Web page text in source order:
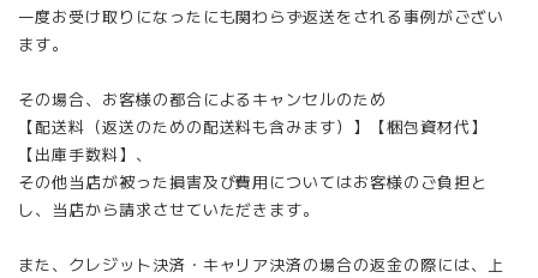
一度お受け取りになったにも関わらず返送をされる事例がござい
ます。
その場合、お客様の都合によるキャンセルのため
【配送料（返送のための配送料も含みます）】【梱包資材代】
【出庫手数料】、
その他当店が被った損害及び費用についてはお客様のご負担と
し、当店から請求させていただきます。
また、クレジット決済・キャリア決済の場合の返金の際には、上